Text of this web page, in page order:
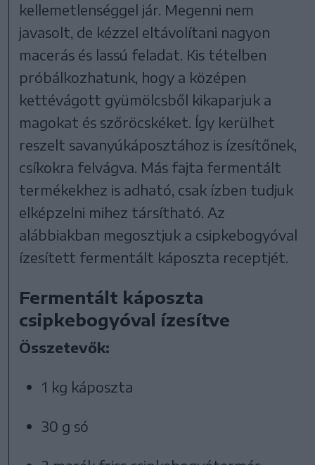
kellemetlenséggel jár. Megenni nem
javasolt, de kézzel eltávolítani nagyon
macerás és lassú feladat. Kis tételben
próbálkozhatunk, hogy a középen
kettévágott gyümölcsből kikaparjuk a
magokat és szőröcskéket. Így kerülhet
reszelt savanyúkáposztához is ízesítőnek,
csíkokra felvágva. Más fajta fermentált
termékekhez is adható, csak ízben tudjuk
elképzelni mihez társítható. Az
alábbiakban megosztjuk a csipkebogyóval
ízesített fermentált káposzta receptjét.
Fermentált káposzta
csipkebogyóval ízesítve
Összetevők:
1 kg káposzta
30 g só